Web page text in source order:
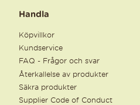
Handla
Köpvillkor
Kundservice
FAQ - Frågor och svar
Återkallelse av produkter
Säkra produkter
Supplier Code of Conduct